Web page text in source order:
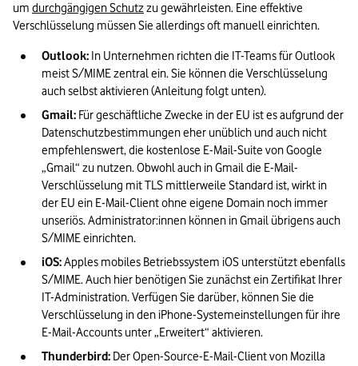
um durchgängigen Schutz zu gewährleisten. Eine effektive
Verschlüsselung müssen Sie allerdings oft manuell einrichten.
Outlook: In Unternehmen richten die IT-Teams für Outlook
meist S/MIME zentral ein. Sie können die Verschlüsselung
auch selbst aktivieren (Anleitung folgt unten).
Gmail: Für geschäftliche Zwecke in der EU ist es aufgrund der
Datenschutzbestimmungen eher unüblich und auch nicht
empfehlenswert, die kostenlose E-Mail-Suite von Google
„Gmail“ zu nutzen. Obwohl auch in Gmail die E-Mail-
Verschlüsselung mit TLS mittlerweile Standard ist, wirkt in
der EU ein E-Mail-Client ohne eigene Domain noch immer
unseriös. Administrator:innen können in Gmail übrigens auch
S/MIME einrichten.
iOS: Apples mobiles Betriebssystem iOS unterstützt ebenfalls
S/MIME. Auch hier benötigen Sie zunächst ein Zertifikat Ihrer
IT-Administration. Verfügen Sie darüber, können Sie die
Verschlüsselung in den iPhone-Systemeinstellungen für ihre
E-Mail-Accounts unter „Erweitert“ aktivieren.
Thunderbird: Der Open-Source-E-Mail-Client von Mozilla